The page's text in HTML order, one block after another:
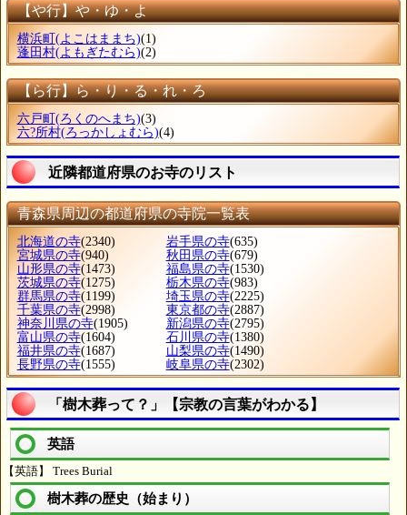
【や行】や・ゆ・よ
横浜町 (よこはままち)(1)
蓬田村(よもぎたむら)(2)
【ら行】ら・り・る・れ・ろ
六戸町 (ろくのへまち)(3)
六?所村(ろっかしょむら)(4)
近隣都道府県のお寺のリスト
青森県周辺の都道府県の寺院一覧表
北海道の寺(2340) 岩手県の寺(635)
宮城県の寺(940) 秋田県の寺(679)
山形県の寺(1473) 福島県の寺(1530)
茨城県の寺(1275) 栃木県の寺(983)
群馬県の寺(1199) 埼玉県の寺(2225)
千葉県の寺(2998) 東京都の寺(2887)
神奈川県の寺(1905) 新潟県の寺(2795)
富山県の寺(1604) 石川県の寺(1380)
福井県の寺(1687) 山梨県の寺(1490)
長野県の寺(1555) 岐阜県の寺(2302)
「樹木葬って？」【宗教の言葉がわかる】
英語
【英語】 Trees Burial
樹木葬の歴史（始まり）